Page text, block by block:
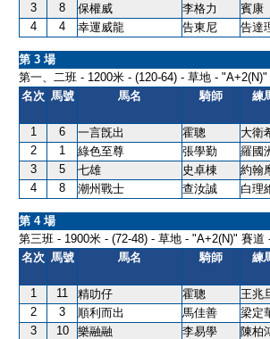
3
8 保權威 李格力 賓康
4
4 幸運威龍 告東尼 告達
第 3 場
第一、二班 - 1200米 - (120-64) - 草地 -
名次 馬號 馬名 騎師 練
1 6 一言旣出 霍聰 大衛
2
1 綠色至尊 張學勤 羅國
3
5 七雄 史卓棟 約翰
4
8 潮州戰士 查汝誠 白理
第 4 場
第三班 - 1900米 - (72-48) - 草地 - "A+2(N)" 賽道
名次 馬號 馬名 騎師 練
1 11 精叻仔 霍聰 王兆
2
3 順利而出 馬佳善 梁定
3
10 樂融融 李易學 陳柏